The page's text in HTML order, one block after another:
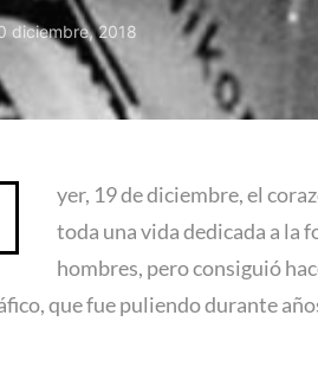
diciembre, 2018
yer, 19 de diciembre, el
toda una vida dedicada a la
hombres, pero consiguió
que fue puliendo durante